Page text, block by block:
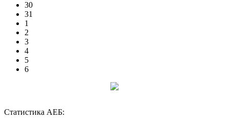
30
31
1
2
3
4
5
6
Статистика АЕБ: